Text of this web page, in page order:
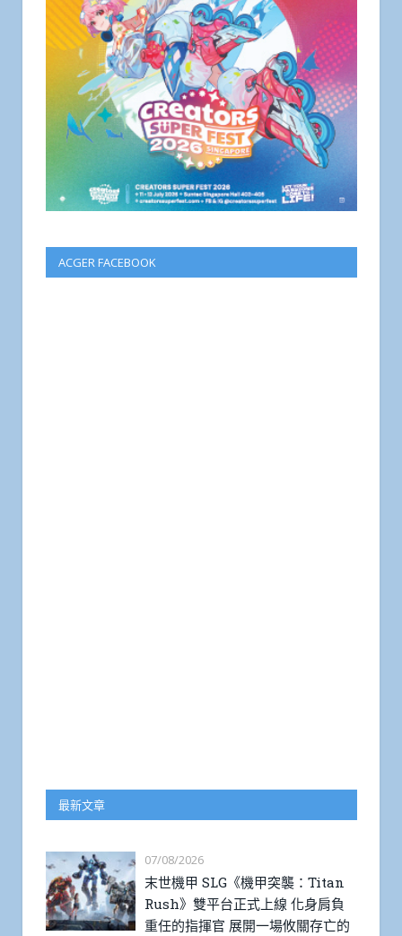
ACGER FACEBOOK
最新文章
07/08/2026
末世機甲 SLG《機甲突襲：Titan
Rush》雙平台正式上線 化身肩負
重任的指揮官 展開一場攸關存亡的